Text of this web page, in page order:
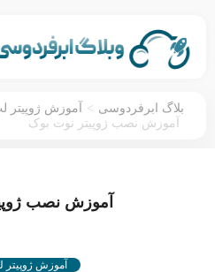
بلاگ ابرفردوسی > آموزش ژوپیتر
آموزش نصب ژوپیتر نوت بوک
آموزش نصب
آموزش ژوپیتر